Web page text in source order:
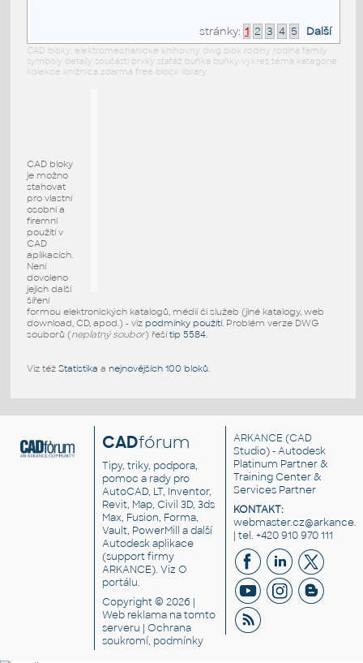
stránky: 1 2 3 4 5 Další
CAD bloky: elektromechanické knihovny dwg blok rodiny rodina family
symboly detaily součásti prvky stafáž buňka buňky výkres téma kategorie
kolekce knižnica zdarma free block library
CAD bloky
je možno
stahovat
pro vlastní
osobní a
firemní
použití v
CAD
aplikacích.
Není
dovoleno
jejich další
šíření
formou elektronických katalogů, médií či služeb (jiné katalogy, web
download, CD, apod.) - viz podmínky použití. Problém verze DWG
souborů (neplatný soubor) řešítip 5584.
Viz též Statistika a nejnovějších 100 bloků.
CADfórum
Tipy, triky, podpora,
pomoc a rady pro
AutoCAD, LT, Inventor,
Revit, Map, Civil 3D, 3ds
Max, Fusion, Forma,
Vault, PowerMill a další
Autodesk aplikace
(support firmy
ARKANCE). VizO
portálu.
Copyright © 2026 |
Web reklama na tomto
serveru |Ochrana
soukromí, podmínky
ARKANCE (CAD
Studio) - Autodesk
Platinum Partner &
Training Center &
Services Partner
KONTAKT:
| tel. +420 910 970 111